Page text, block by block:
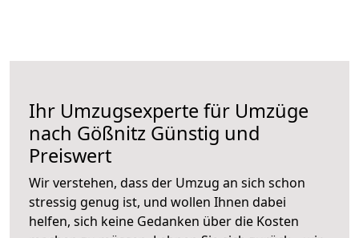
Ihr Umzugsexperte für Umzüge
nach Gößnitz Günstig und
Preiswert
Wir verstehen, dass der Umzug an sich schon
stressig genug ist, und wollen Ihnen dabei
helfen, sich keine Gedanken über die Kosten